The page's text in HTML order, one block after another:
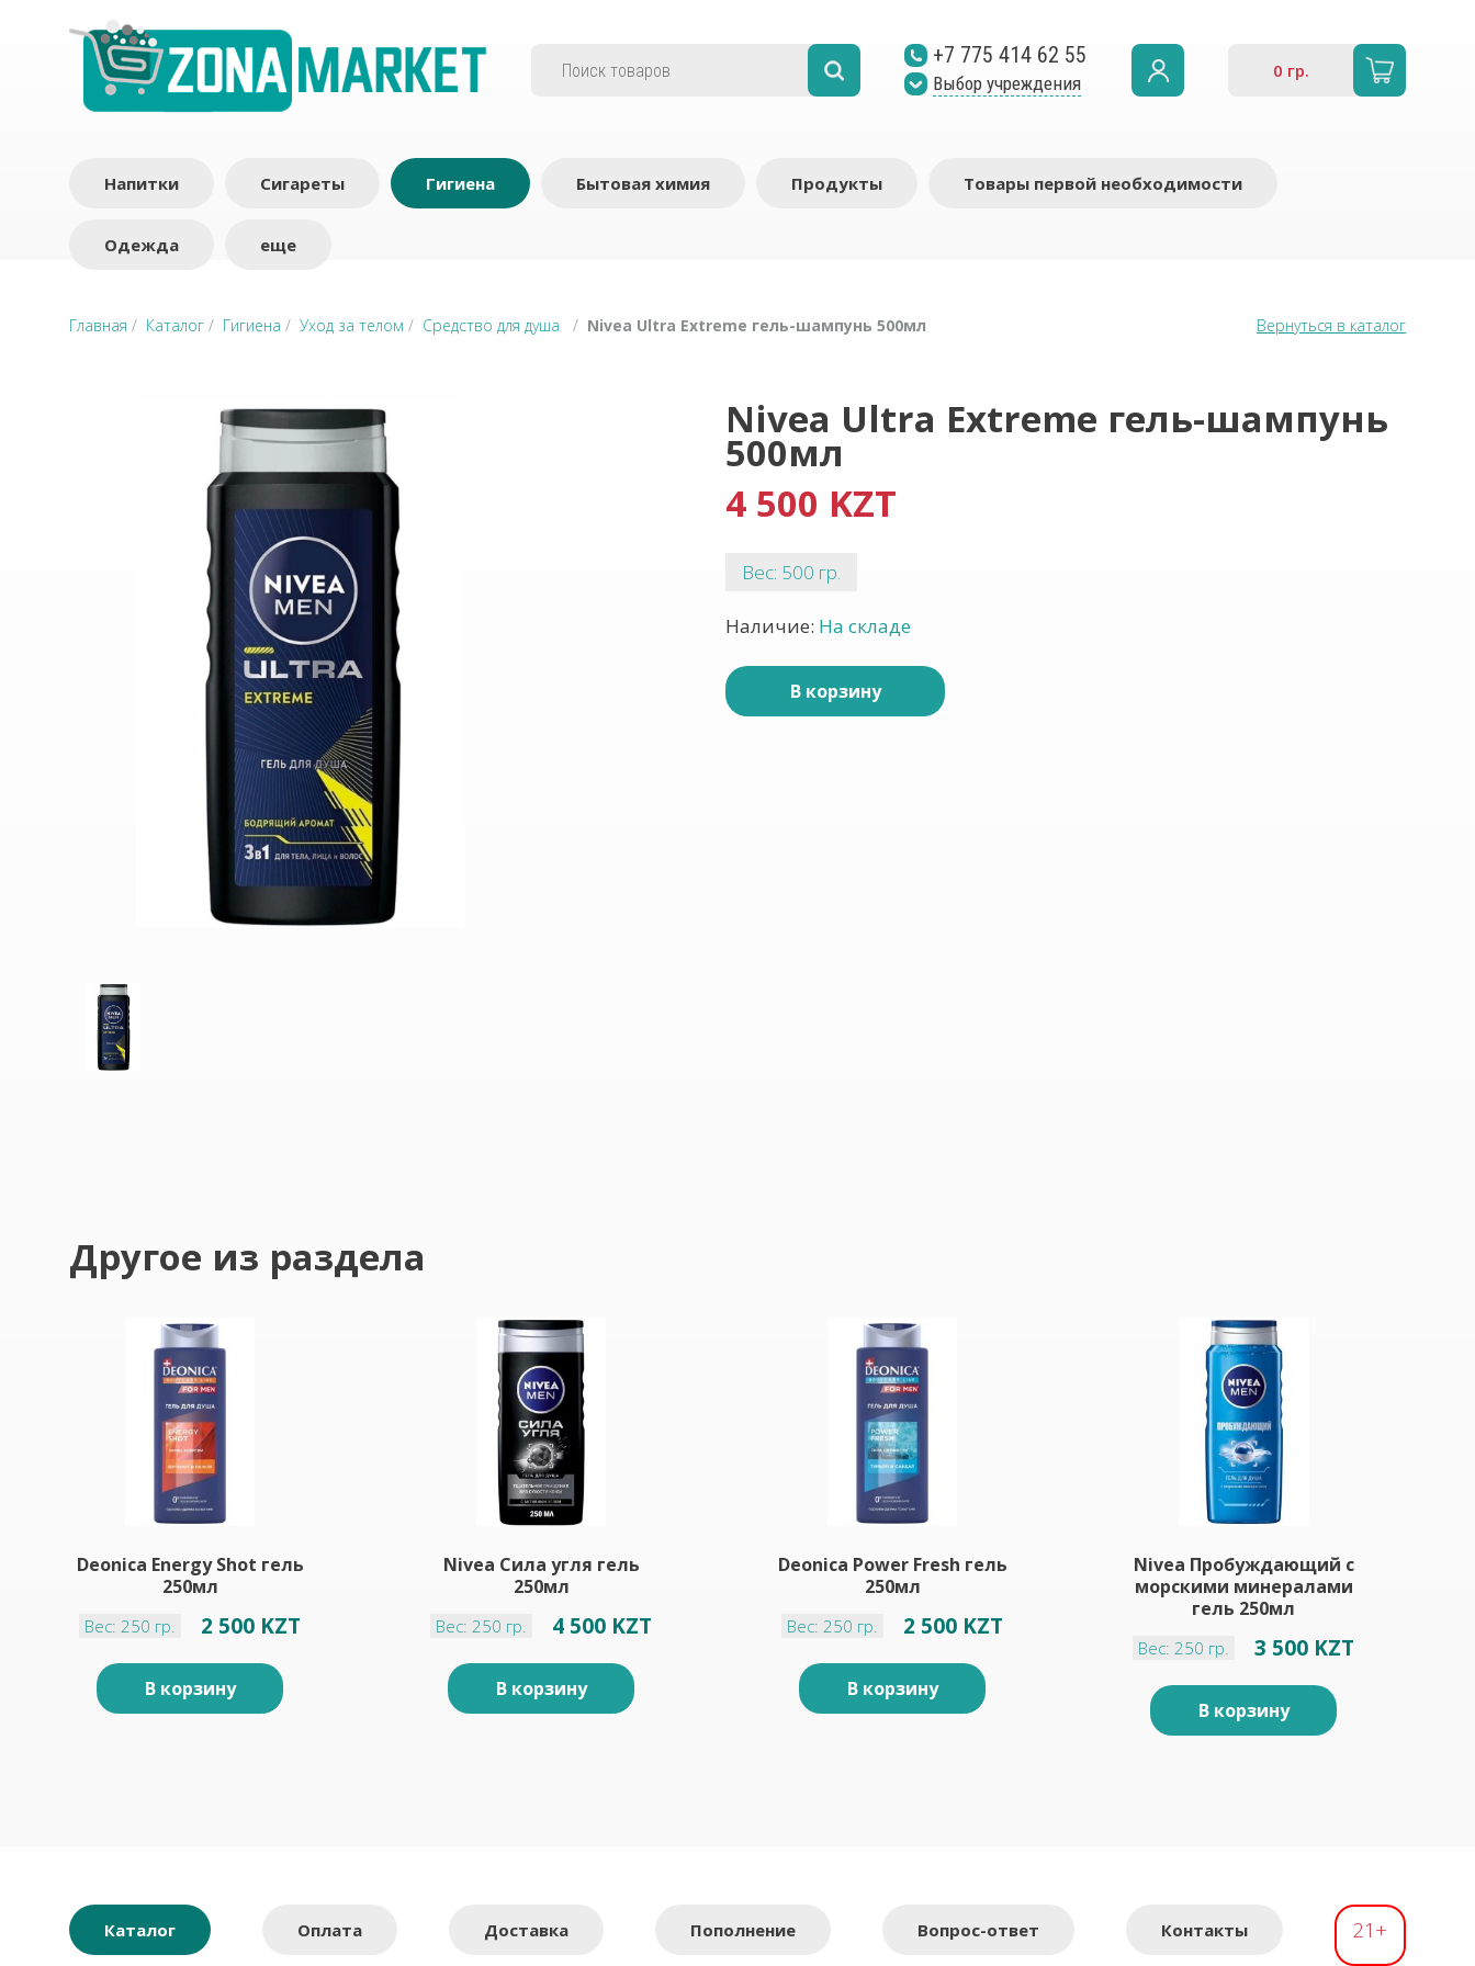
+7 775 414 62 55
Выбор учреждения
0 гр.
Напитки Сигареты Гигиена Бытовая химия Продукты Товары первой необходимости
Одежда еще
Главная / Каталог / Гигиена / Уход за телом / Средство для душа / Nivea Ultra Extreme гель-шампунь 500мл Вернуться в каталог
Nivea Ultra Extreme гель-шампунь
500мл
4 500 KZT
Вес: 500 гр.
Наличие: На складе
В корзину
Другое из раздела
Deonica Energy Shot гель
250мл
Вес: 250 гр. 2 500 KZT
В корзину
Nivea Сила угля гель
250мл
Вес: 250 гр. 4 500 KZT
В корзину
Deonica Power Fresh гель
250мл
Вес: 250 гр. 2 500 KZT
В корзину
Nivea Пробуждающий с
морскими минералами
гель 250мл
Вес: 250 гр. 3 500 KZT
В корзину
Каталог Оплата Доставка Пополнение Вопрос-ответ Контакты 21+